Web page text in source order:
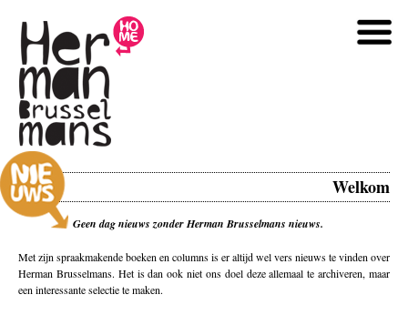
Welkom
Geen dag nieuws zonder Herman Brusselmans nieuws.
Met zijn spraakmakende boeken en columns is er altijd wel vers nieuws te vinden over
Herman Brusselmans. Het is dan ook niet ons doel deze allemaal te archiveren, maar
een interessante selectie te maken.